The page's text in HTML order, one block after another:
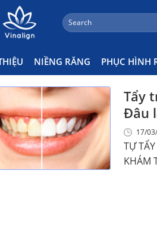
Search
for:
NIỀNG RĂNG PHỤC HÌNH
Trắng Răng Ở Đâu
Tẩy
Đâu
17/
TỰ
KHÁM